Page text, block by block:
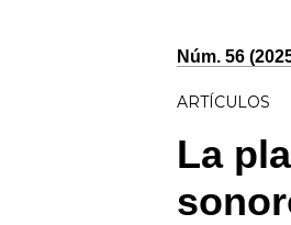
Núm. 56
ARTÍCULOS
La